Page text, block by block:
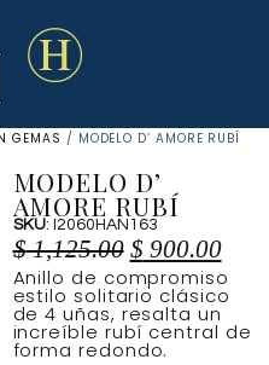
GEMAS / MODELO D’ AMORE RUBÍ
MODELO D’
AMORE RUBÍ
SKU: I2060HAN163
$1,125.00 $ 900.00
Anillo de compromiso
estilo solitario clásico
de 4 uñas, resalta un
increíble rubí central de
forma redondo.